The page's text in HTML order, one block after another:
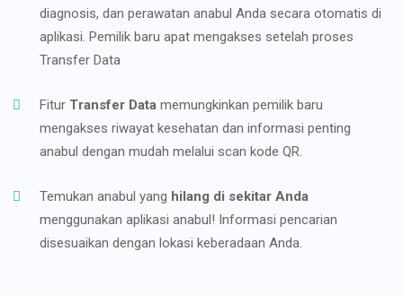
diagnosis, dan perawatan anabul Anda secara otomatis di
aplikasi. Pemilik baru apat mengakses setelah proses
Transfer Data
Fitur Transfer Data memungkinkan pemilik baru
mengakses riwayat kesehatan dan informasi penting
anabul dengan mudah melalui scan kode QR.
Temukan anabul yang hilang di sekitar Anda
menggunakan aplikasi anabul! Informasi pencarian
disesuaikan dengan lokasi keberadaan Anda.